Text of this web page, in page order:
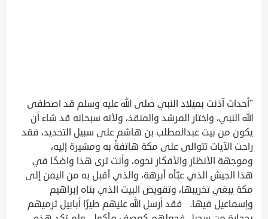
"أحداث آذنت بميلاد النبي صلى الله عليه وسلم قد اصطفى
الله النبي، واختار المرشد والمنقذ، ولأنه سبحانه قد شاء أن
يكون من بيت عبدالمطلب بن هاشم على سبيل التحديد، فقد
راحت الآيات تتوالى على مكة هاتفةً به ومشيرة إليه،
وموجهة الأنظار والأفكار نحوه، وأنت ترى هذا واضحًا في
هذا الجيش الذي عبّأه أبرهة، والذي أقبل به من اليمن إلى
مكة يبغي تخريبها، وتقويض البيت الذي بناه إبراهيم
وإسماعيل فيها. فقد أرسل الله عليهم طيرًا أبابيل ترميهم